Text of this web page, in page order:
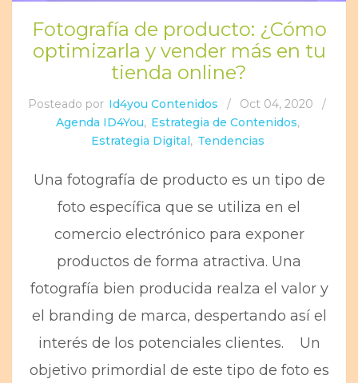
Fotografía de producto: ¿Cómo
optimizarla y vender más en tu
tienda online?
Posteado por Id4you Contenidos / Oct 04, 2020
/
Agenda ID4You, Estrategia de Contenidos,
Estrategia Digital, Tendencias
Una fotografía de producto es un tipo de
foto específica que se utiliza en el
comercio electrónico para exponer
productos de forma atractiva. Una
fotografía bien producida realza el valor y
el branding de marca, despertando así el
interés de los potenciales clientes. Un
objetivo primordial de este tipo de foto es